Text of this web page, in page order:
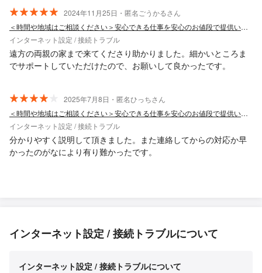
2024年11月25日・匿名ごうかるさん
＜時間や地域はご相談ください＞安心できる仕事を安心のお値段で提供いたします！
インターネット設定 / 接続トラブル
遠方の両親の家まで来てくださり助かりました。細かいところま
でサポートしていただけたので、お願いして良かったです。
2025年7月8日・匿名ひっちさん
＜時間や地域はご相談ください＞安心できる仕事を安心のお値段で提供いたします！
インターネット設定 / 接続トラブル
分かりやすく説明して頂きました。また連絡してからの対応か早
かったのがなにより有り難かったです。
インターネット設定 / 接続トラブルについて
インターネット設定 / 接続トラブルについて